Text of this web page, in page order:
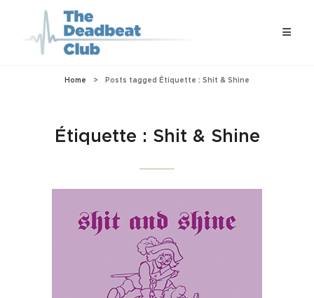
Home > Posts tagged Étiquette : Shit & Shine
Étiquette : Shit & Shine